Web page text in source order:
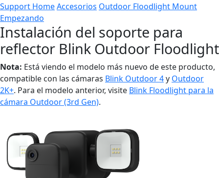
Support HomeAccesorios Outdoor Floodlight Mount
Empezando
Instalación del soporte para
reflector Blink Outdoor Floodlight
Nota: Está viendo el modelo más nuevo de este producto,
compatible con las cámaras Blink Outdoor 4y Outdoor
2K+. Para el modelo anterior, visite Blink Floodlight para la
cámara Outdoor (3rd Gen).